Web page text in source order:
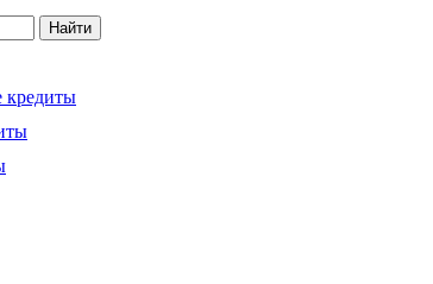
кредиты